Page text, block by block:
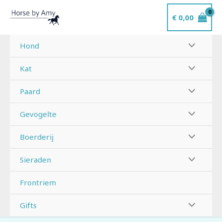
naar
inhoud
€0,00
Hond
Kat
Paard
Gevogelte
Boerderij
Sieraden
Frontriem
Gifts